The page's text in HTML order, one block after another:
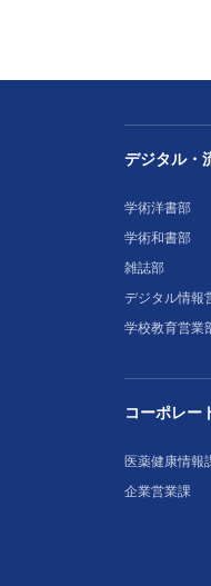
デジタル・
学術洋書部
学術和書部
雑誌部
デジタル情報
学校教育営業
コーポレー
医薬健康情報
企業営業課